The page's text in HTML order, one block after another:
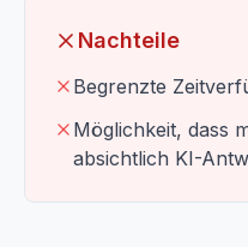
Nachteile
Begrenzte
Möglichkeit, dass
absichtlich KI-